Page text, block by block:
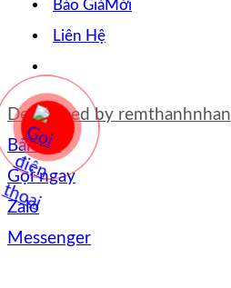
Báo Giá
Liên Hệ
Developed by remthanhnhan
Bản đồ
Gọi ngay
Zalo
Messenger